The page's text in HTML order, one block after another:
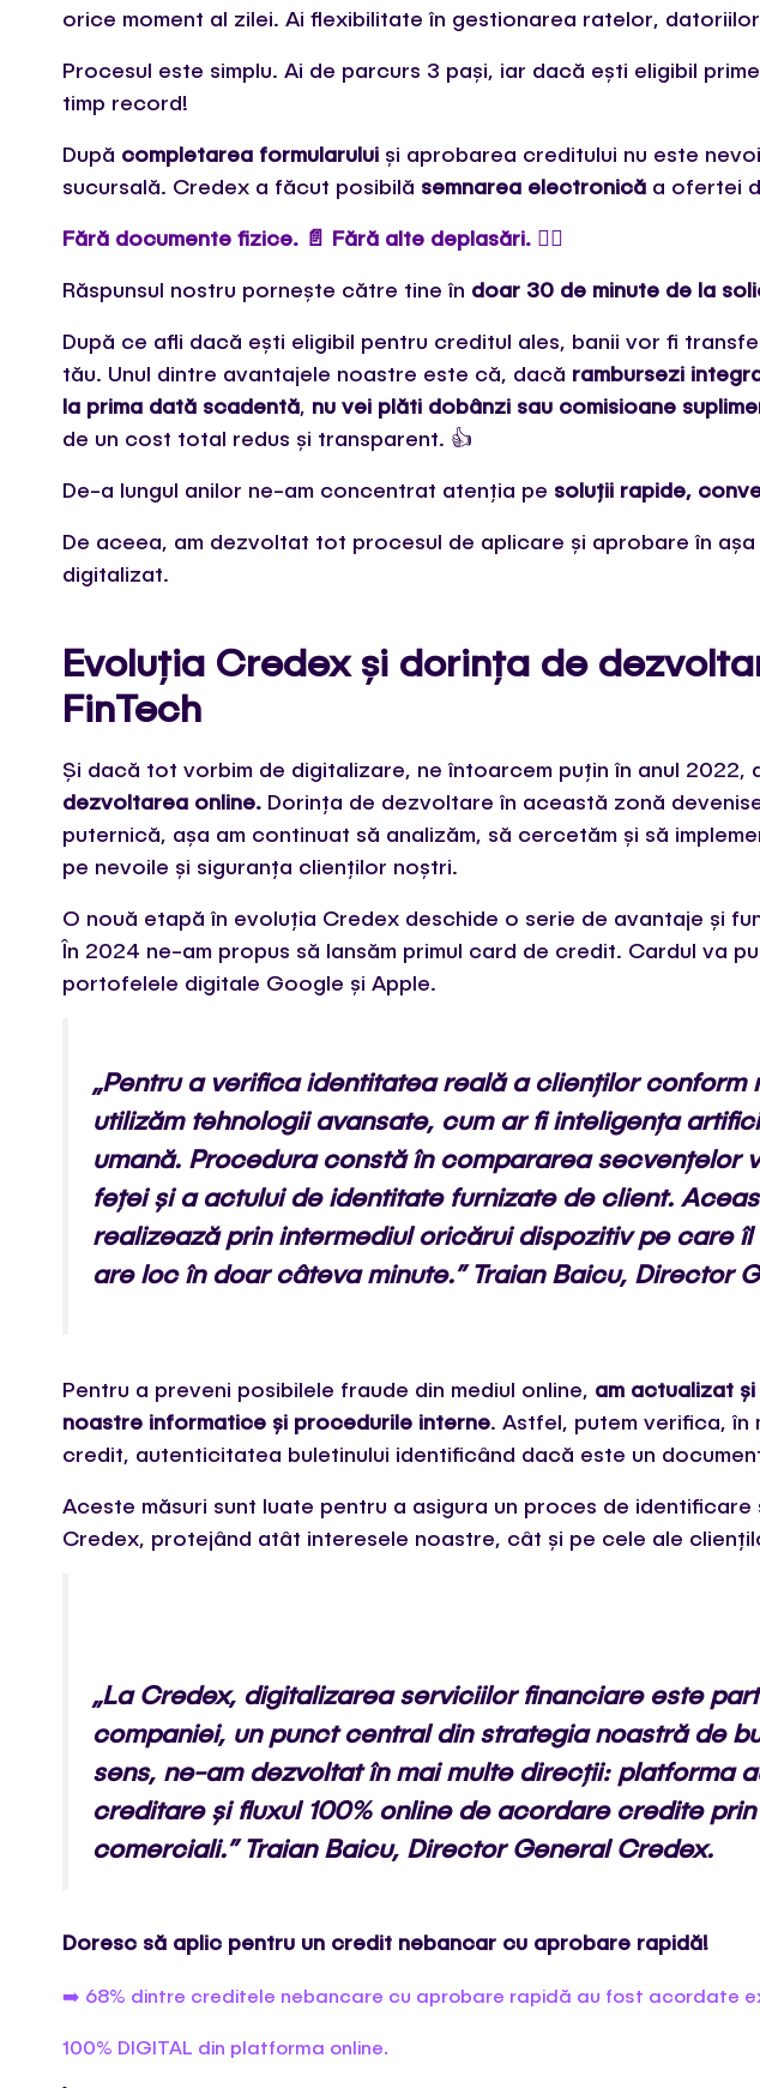
orice moment al zilei. Ai flexibilitate în gestionarea ratelor,
Procesul este simplu. Ai de parcurs 3 pași, iar dacă ești eligibil
timp record!
După completarea formularului și aprobarea creditului nu este
sucursală. Credex a făcut posibilă semnarea electronică a ofertei
Fără documente fizice. 📄 Fără alte deplasări. 🚶‍♂️
Răspunsul nostru pornește către tine în doar 30 de minute de la
După ce afli dacă ești eligibil pentru creditul ales, banii vor fi
tău. Unul dintre avantajele noastre este că, dacă rambursezi
la prima dată scadentă, nu vei plăti dobânzi sau comisioane
de un cost total redus și transparent. 👍
De-a lungul anilor ne-am concentrat atenția pe soluții rapide,
De aceea, am dezvoltat tot procesul de aplicare și aprobare în așa
digitalizat.
Evoluția Credex și dorința de
FinTech
Și dacă tot vorbim de digitalizare, ne întoarcem puțin în anul 2022,
dezvoltarea online. Dorința de dezvoltare în această zonă
puternică, așa am continuat să analizăm, să cercetăm și să
pe nevoile și siguranța clienților noștri.
O nouă etapă în evoluția Credex deschide o serie de avantaje și
În 2024 ne-am propus să lansăm primul card de credit. Cardul va
portofelele digitale Google și Apple.
„Pentru a verifica identitatea reală a clienților conform
utilizăm tehnologii avansate, cum ar fi inteligența
umană. Procedura constă în compararea secvențelor
feței și a actului de identitate furnizate de client.
realizează prin intermediul oricărui dispozitiv pe care
are loc în doar câteva minute.”Traian Baicu, Director
Pentru a preveni posibilele fraude din mediul online, am actualizat
noastre informatice și procedurile interne. Astfel, putem verifica, în
credit, autenticitatea buletinului identificând dacă este un
Aceste măsuri sunt luate pentru a asigura un proces de
Credex, protejând atât interesele noastre, cât și pe cele ale
„La Credex, digitalizarea serviciilor financiare este
companiei, un punct central din strategia noastră de
sens, ne-am dezvoltat în mai multe direcții: platforma
creditare și fluxul 100% online de acordare credite
comerciali.” Traian Baicu, Director General Credex.
Doresc să aplic pentru un credit nebancar cu aprobare rapidă!
➡️ 68% dintre creditele nebancare cu aprobare rapidă au fost acordate
100% DIGITAL din platforma online.